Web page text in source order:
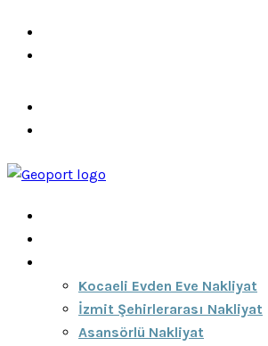
Kocaeli Evden Eve Nakliyat
İzmit Şehirlerarası Nakliyat
Asansörlü Nakliyat